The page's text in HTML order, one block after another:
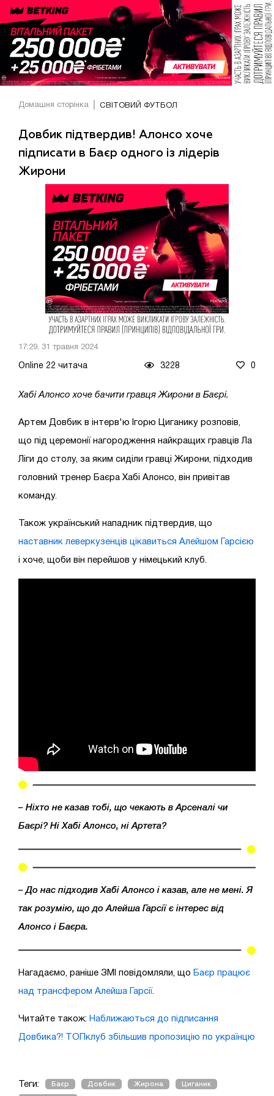
Домашня сторінка СВІТОВИЙ ФУТБОЛ
Довбик підтвердив! Алонсо хоче
підписати в Баєр одного із лідерів
Жирони
17:29, 31 травня 2024
Online 22 читача 3228 0
Хабі Алонсо хоче бачити гравця Жирони в Баєрі.
Артем Довбик в інтерв'ю Ігорю Циганику розповів,
що під церемонії нагородження найкращих гравців Ла
Ліги до столу, за яким сиділи гравці Жирони, підходив
головний тренер Баєра Хабі Алонсо, він привітав
команду.
Також український нападник підтвердив, що
наставник леверкузенців цікавиться Алейшом Гарсією
і хоче, щоби він перейшов у німецький клуб.
– Ніхто не казав тобі, що чекають в Арсеналі чи
Баєрі? Ні Хабі Алонсо, ні Артета?
– До нас підходив Хабі Алонсо і казав, але не мені. Я
так розумію, що до Алейша Гарсії є інтерес від
Алонсо і Баєра.
Нагадаємо, раніше ЗМІ повідомляли, що Баєр працює
над трансфером Алейша Гарсії
Читайте також: Наближаються до підписання
Довбика?! ТОПклуб збільшив пропозицію по українцю
Теги: Баєр Довбик Жирона Циганик